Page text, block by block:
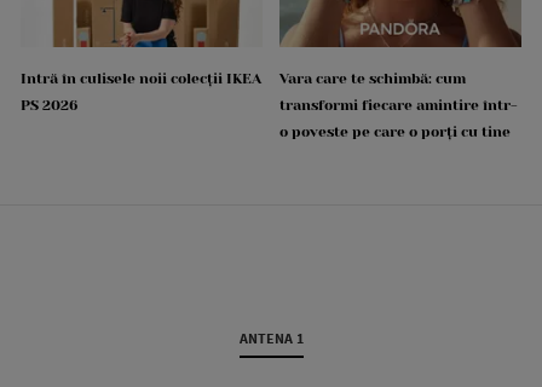
Intră în culisele noii colecții IKEA
PS 2026
Vara care te schimbă: cum
transformi fiecare amintire într-
o poveste pe care o porți cu tine
ANTENA 1